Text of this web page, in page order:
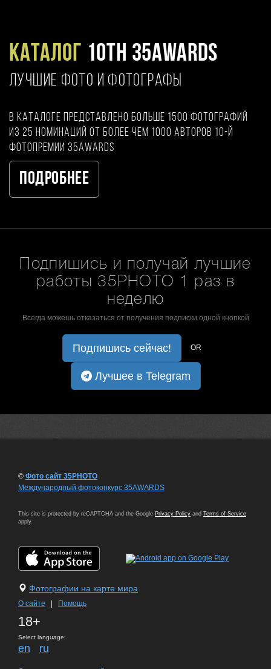
Каталог 10TH 35AWARDS
ЛУЧШИЕ ФОТО И ФОТОГРАФЫ
В каталоге представлено больше 1500 фотографий
из 25 номинаций от более чем 1000 авторов 10-й
фотопремии 35AWARDS
Подробнее
Подпишись и получай лучшие
работы 35PHOTO 1 раз в
неделю
Всегда можешь отказаться от получения подписки одной кнопкой
Подпишись сейчас! OR
Лучшее в Telegram
© Фото сайт 35PHOTO
Международный фотоконкурс 35AWARDS
This site is protected by reCAPTCHA and the Google Privacy Policy and Terms of Service
apply.
Фотографии на карте мира
О сайте Помощь
18+
Select language:
en ru